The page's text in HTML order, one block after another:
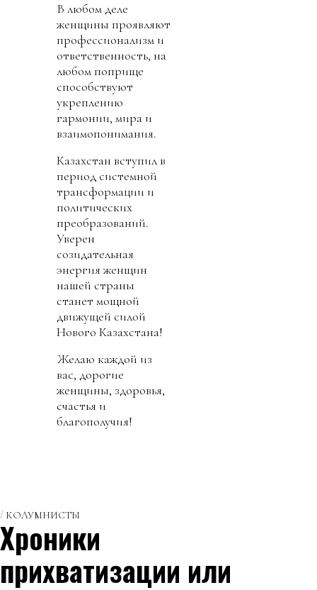
В любом деле
женщины проявляют
профессионализм и
ответственность, на
любом поприще
способствуют
укреплению
гармонии, мира и
взаимопонимания.
Казахстан вступил в
период системной
трансформации и
политических
преобразований.
Уверен
созидательная
энергия женщин
нашей страны
станет мощной
движущей силой
Нового Казахстана!
Желаю каждой из
вас, дорогие
женщины, здоровья,
счастья и
благополучия!
КОЛУМНИСТЫ
Хроники
прихватизации или